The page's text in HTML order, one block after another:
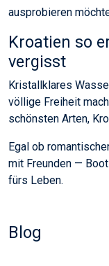
ausprobieren
Kroatien so
vergisst
Kristallklares
völlige Freiheit
schönsten Arten,
Egal ob
mit Freunden —
fürs Leben.
Blog